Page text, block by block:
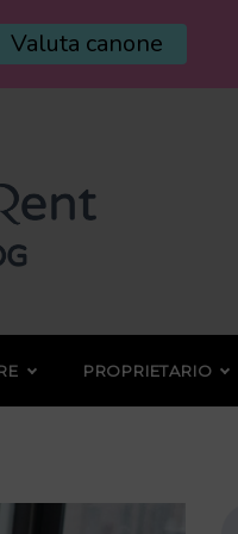
PROPRIETARIO
Valuta canone